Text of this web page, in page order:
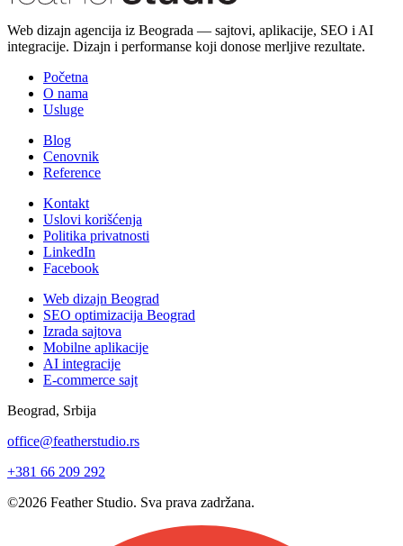
Web dizajn agencija iz Beograda — sajtovi, aplikacije, SEO i AI
integracije. Dizajn i performanse koji donose merljive rezultate.
Početna
O nama
Usluge
Blog
Cenovnik
Reference
Kontakt
Uslovi korišćenja
Politika privatnosti
LinkedIn
Facebook
Web dizajn Beograd
SEO optimizacija Beograd
Izrada sajtova
Mobilne aplikacije
AI integracije
E-commerce sajt
Beograd, Srbija
office@featherstudio.rs
+381 66 209 292
©2026 Feather Studio. Sva prava zadržana.